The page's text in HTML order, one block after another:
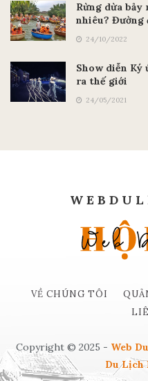
Rừng dừa bảy
nhiêu? Đường
24/10/2022
Show diễn Ký
ra thế giới
24/05/2021
W E B D U
VỀ CHÚNG TÔI
Copyright © 2025 - Web
Du Lịch